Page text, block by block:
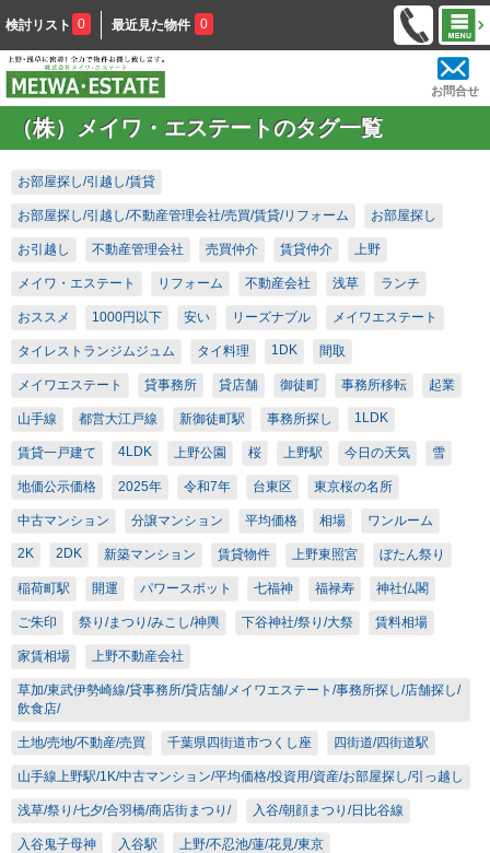
検討リスト 0 最近見た物件 0
お問合せ
（株）メイワ・エステートのタグ一覧
お部屋探し/引越し/賃貸
お部屋探し/引越し/不動産管理会社/売買/賃貸/リフォーム お部屋探し
お引越し 不動産管理会社 売買仲介 賃貸仲介 上野
メイワ・エステート リフォーム 不動産会社 浅草 ランチ
おススメ 1000円以下 安い リーズナブル メイワエステート
タイレストランジムジュム タイ料理 1DK 間取
メイワエステート 貸事務所 貸店舗 御徒町 事務所移転 起業
山手線 都営大江戸線 新御徒町駅 事務所探し 1LDK
賃貸一戸建て 4LDK 上野公園 桜 上野駅 今日の天気 雪
地価公示価格 2025年 令和7年 台東区 東京桜の名所
中古マンション 分譲マンション 平均価格 相場 ワンルーム
2K 2DK 新築マンション 賃貸物件 上野東照宮 ぼたん祭り
稲荷町駅 開運 パワースポット 七福神 福禄寿 神社仏閣
ご朱印 祭り/まつり/みこし/神輿 下谷神社/祭り/大祭 賃料相場
家賃相場 上野不動産会社
草加/東武伊勢崎線/貸事務所/貸店舗/メイワエステート/事務所探し/店舗探し/
飲食店/
土地/売地/不動産/売買 千葉県四街道市つくし座 四街道/四街道駅
山手線上野駅/1K/中古マンション/平均価格/投資用/資産/お部屋探し/引っ越し
浅草/祭り/七夕/合羽橋/商店街まつり/ 入谷/朝顔まつり/日比谷線
入谷鬼子母神 入谷駅 上野/不忍池/蓮/花見/東京